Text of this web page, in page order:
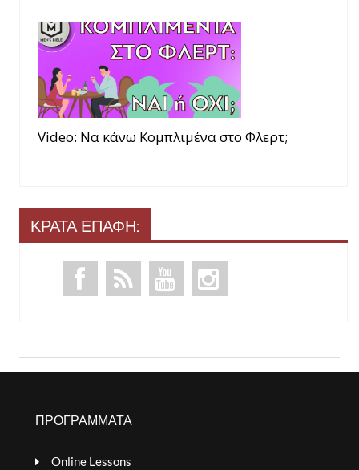
Video: Να κάνω Κομπλιμένα στο Φλερτ;
ΚΡΑΤΑ ΕΠΑΦΗ:
ΠΡΟΓΡΑΜΜΑΤΑ
Online Lessons